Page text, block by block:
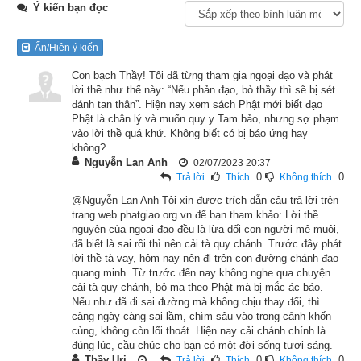
tinh xá Trúc Lâm. Lúc bấy giờ, Đề-bà-Đạt-đa là người ngu si
cực ác, kiêu căng, ganh ghét, mới xúi giục vua A-xà-thế ban
hành chế lịnh chẳng đúng chánh pháp. Vua cho người đánh
trống đi khắp nơi mà tuyên lệnh rằng: “Từ nay không cho phép
nhân dân đến cúng dường nơi chỗ sa-môn Cồ-đàm nữa.” Lúc
ấy, trong thành có một người tin sâu nơi Phật, nghe lệnh cấm
ấy rồi thì trong lòng buồn bã, âu sầu áo não, thảm thiết than
khóc chấn động đến cả cung điện cõi trời của vua trời Đế-
Đế-thích thấy cung điện của mình bỗng dưng chấn động, liền
quán sát nguyên nhân mới biết việc Đề-bà-Đạt-đa xui vua
cấm dân cúng dường Phật, khiến người kia khóc than buồn
thảm chấn động cõi trời. Tức thời, Đế-thích liền hiện xuống,
giữa nơi thinh không phát âm thanh lớn cho mọi người đều
Ý kiến bạn đọc
Ẩn/Hiện ý kiến
Con bạch Thầy! Tôi đã từng tham gia ngoại đạo và phát
lời thề như thế này: “Nếu phản đạo, bỏ thầy thì sẽ bị sét
đánh tan thân”. Hiện nay xem sách Phật mới biết đạo
Phật là chân lý và muốn quy y Tam bảo, nhưng sợ phạm
vào lời thề quá khứ. Không biết có bị báo ứng hay
không?
Nguyễn Lan Anh
Trả lời Thích 0 Không thích 0
02/07/2023 20:37
@Nguyễn Lan Anh Tôi xin được trích dẫn câu trả lời trên
trang web phatgiao.org.vn để bạn tham khảo: Lời thề
nguyện của ngoại đạo đều là lừa dối con người mê muội,
đã biết là sai rồi thì nên cải tà quy chánh. Trước đây phát
lời thề tà vạy, hôm nay nên đi trên con đường chánh đạo
quang minh. Từ trước đến nay không nghe qua chuyện
cải tà quy chánh, bỏ ma theo Phật mà bị mắc ác báo.
Nếu như đã đi sai đường mà không chịu thay đổi, thì
càng ngày càng sai lầm, chìm sâu vào trong cảnh khốn
cùng, không còn lối thoát. Hiện nay cải chánh chính là
đúng lúc, cầu chúc cho bạn có một đời sống tươi sáng.